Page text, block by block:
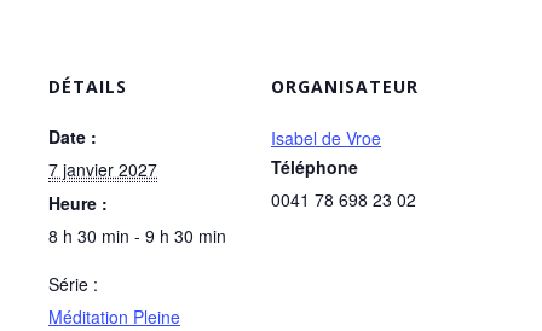
DÉTAILS
Date :
7 janvier 2027
Heure :
8 h 30 min - 9 h 30 min
Série :
Méditation Pleine
ORGANISATEUR
Isabel de Vroe
Téléphone
0041 78 698 23 02